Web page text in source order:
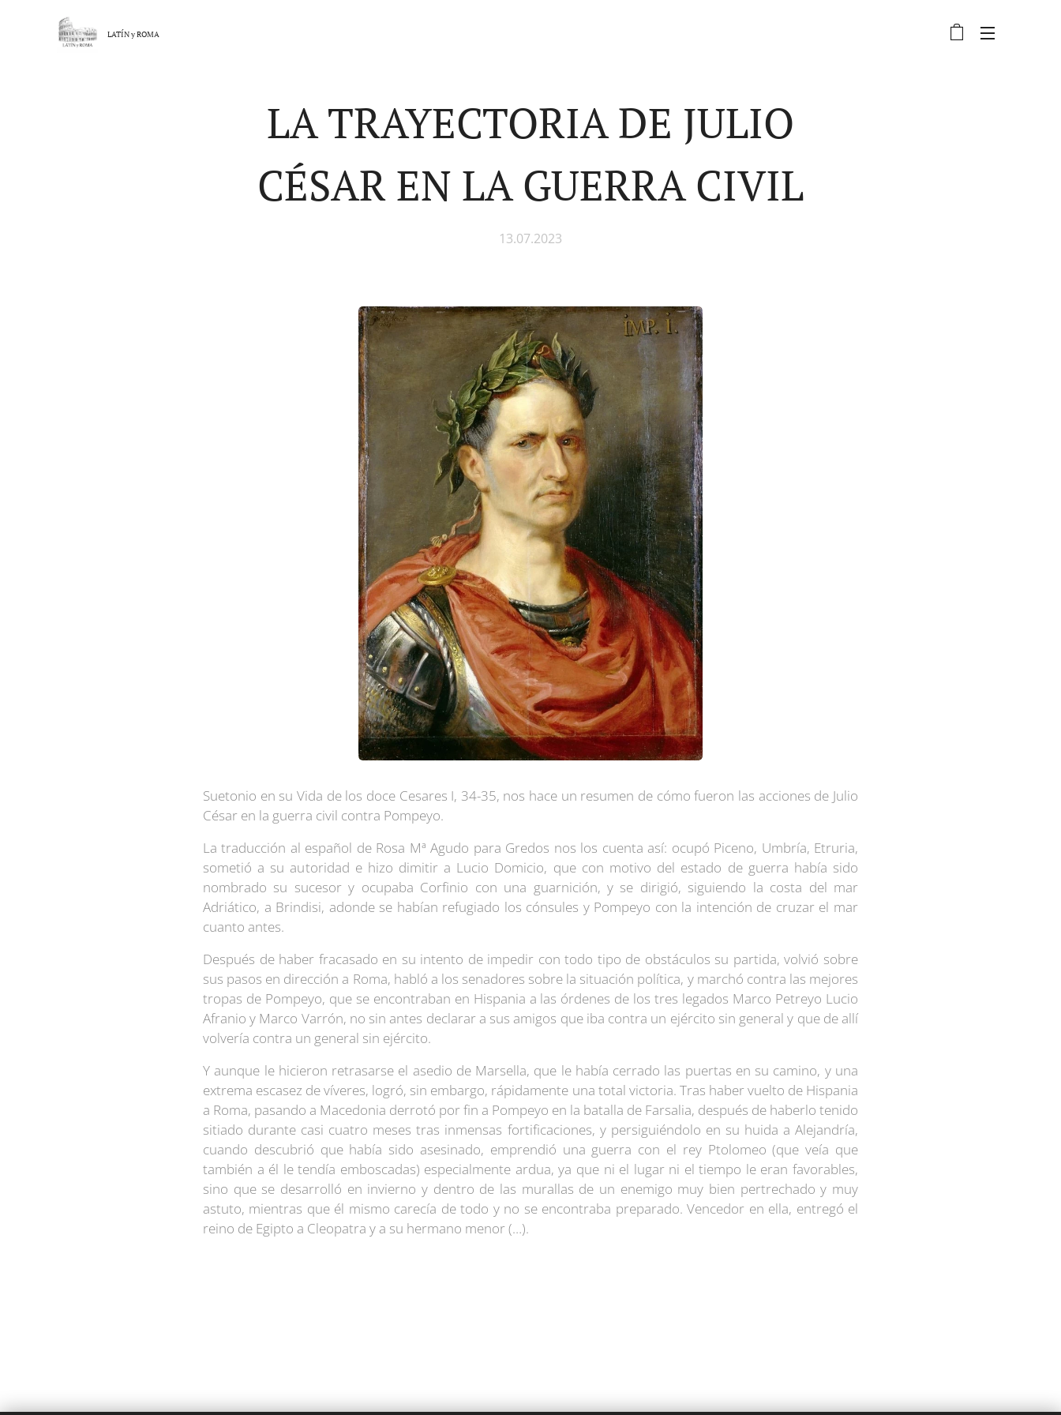
LATÍN yROMA
LA TRAYECTORIA DE JULIO
CÉSAR EN LA GUERRA CIVIL
13.07.2023
Suetonio en su Vida de los doce Cesares I, 34-35, nos hace un resumen de cómo fueron las acciones de Julio
César en la guerra civil contra Pompeyo.
La traducción al español de Rosa Mª Agudo para Gredos nos los cuenta así: ocupó Piceno, Umbría, Etruria,
sometió a su autoridad e hizo dimitir a Lucio Domicio, que con motivo del estado de guerra había sido
nombrado su sucesor y ocupaba Corfinio con una guarnición, y se dirigió, siguiendo la costa del mar
Adriático, a Brindisi, adonde se habían refugiado los cónsules y Pompeyo con la intención de cruzar el mar
cuanto antes.
Después de haber fracasado en su intento de impedir con todo tipo de obstáculos su partida, volvió sobre
sus pasos en dirección a Roma, habló a los senadores sobre la situación política, y marchó contra las mejores
tropas de Pompeyo, que se encontraban en Hispania a las órdenes de los tres legados Marco Petreyo Lucio
Afranio y Marco Varrón, no sin antes declarar a sus amigos que iba contra un ejército sin general y que de allí
volvería contra un general sin ejército.
Y aunque le hicieron retrasarse el asedio de Marsella, que le había cerrado las puertas en su camino, y una
extrema escasez de víveres, logró, sin embargo, rápidamente una total victoria. Tras haber vuelto de Hispania
a Roma, pasando a Macedonia derrotó por fin a Pompeyo en la batalla de Farsalia, después de haberlo tenido
sitiado durante casi cuatro meses tras inmensas fortificaciones, y persiguiéndolo en su huida a Alejandría,
cuando descubrió que había sido asesinado, emprendió una guerra con el rey Ptolomeo (que veía que
también a él le tendía emboscadas) especialmente ardua, ya que ni el lugar ni el tiempo le eran favorables,
sino que se desarrolló en invierno y dentro de las murallas de un enemigo muy bien pertrechado y muy
astuto, mientras que él mismo carecía de todo y no se encontraba preparado. Vencedor en ella, entregó el
reino de Egipto a Cleopatra y a su hermano menor (…).